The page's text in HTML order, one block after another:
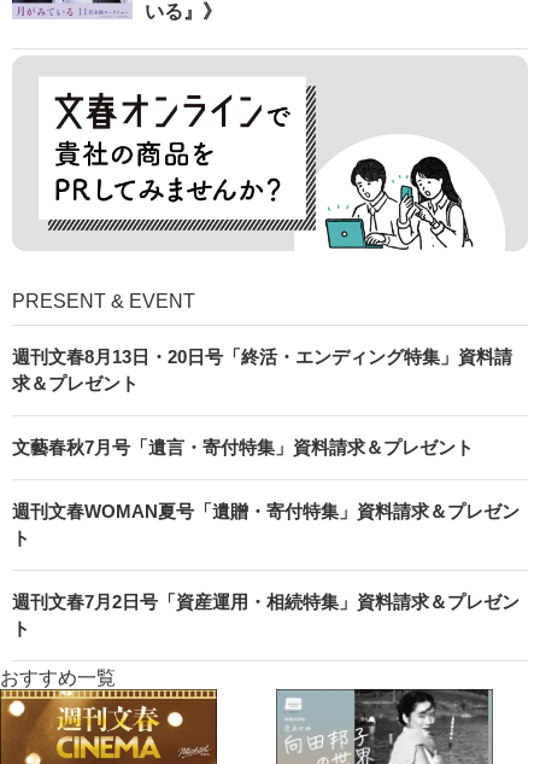
いる』》
PRESENT & EVENT
週刊文春8月13日・20日号「終活・エンディング特集」資料請
求＆プレゼント
文藝春秋7月号「遺言・寄付特集」資料請求＆プレゼント
週刊文春WOMAN夏号「遺贈・寄付特集」資料請求＆プレゼン
ト
週刊文春7月2日号「資産運用・相続特集」資料請求＆プレゼン
ト
おすすめ一覧